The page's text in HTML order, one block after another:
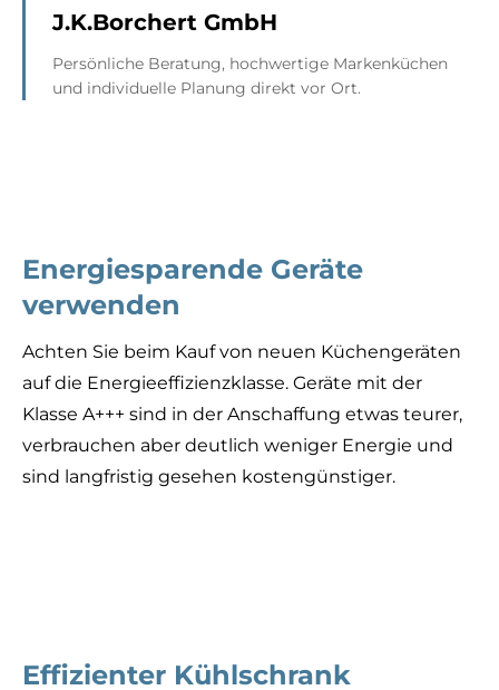
J.K.Borchert GmbH
Persönliche Beratung, hochwertige Markenküchen
und individuelle Planung direkt vor Ort.
Energiesparende Geräte
verwenden
Achten Sie beim Kauf von neuen Küchengeräten
auf die Energieeffizienzklasse. Geräte mit der
Klasse A+++ sind in der Anschaffung etwas teurer,
verbrauchen aber deutlich weniger Energie und
sind langfristig gesehen kostengünstiger.
Effizienter Kühlschrank